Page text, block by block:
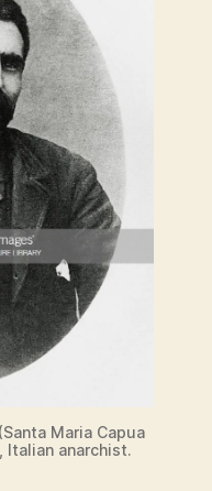
Maria Capua
Italian anarchist.